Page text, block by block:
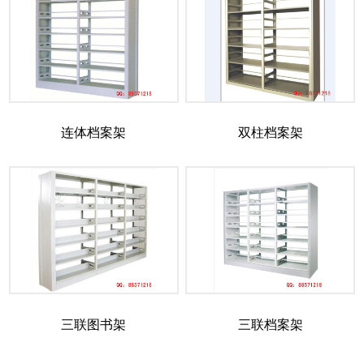
连体档案架 双柱档案架
三联图书架 三联档案架